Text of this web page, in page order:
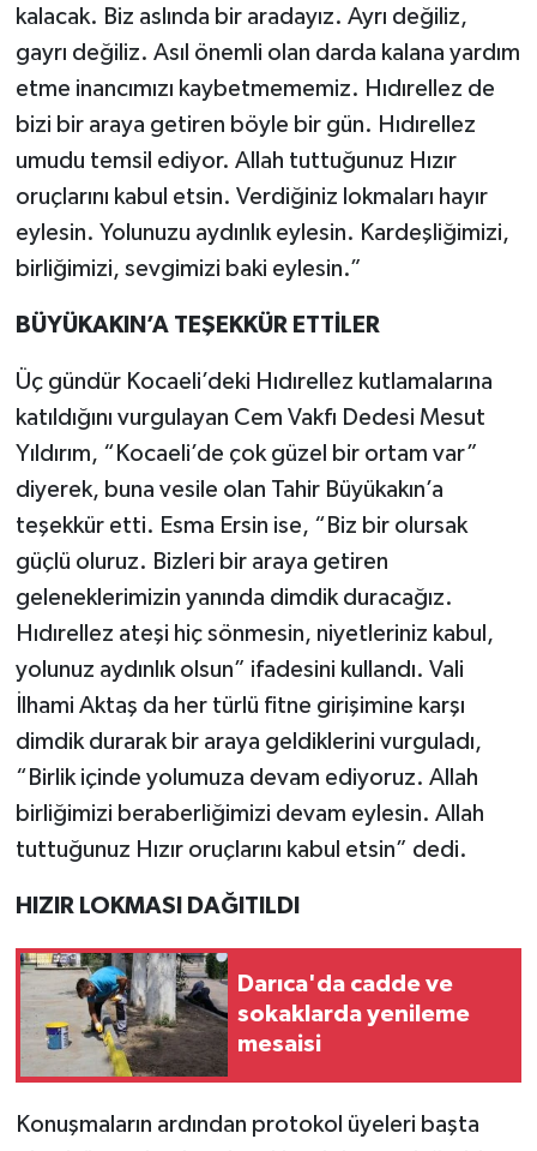
kalacak. Biz aslında bir aradayız. Ayrı değiliz,
gayrı değiliz. Asıl önemli olan darda kalana yardım
etme inancımızı kaybetmememiz. Hıdırellez de
bizi bir araya getiren böyle bir gün. Hıdırellez
umudu temsil ediyor. Allah tuttuğunuz Hızır
oruçlarını kabul etsin. Verdiğiniz lokmaları hayır
eylesin. Yolunuzu aydınlık eylesin. Kardeşliğimizi,
birliğimizi, sevgimizi baki eylesin.”
BÜYÜKAKIN’A TEŞEKKÜR ETTİLER
Üç gündür Kocaeli’deki Hıdırellez kutlamalarına
katıldığını vurgulayan Cem Vakfı Dedesi Mesut
Yıldırım, “Kocaeli’de çok güzel bir ortam var”
diyerek, buna vesile olan Tahir Büyükakın’a
teşekkür etti. Esma Ersin ise, “Biz bir olursak
güçlü oluruz. Bizleri bir araya getiren
geleneklerimizin yanında dimdik duracağız.
Hıdırellez ateşi hiç sönmesin, niyetleriniz kabul,
yolunuz aydınlık olsun” ifadesini kullandı. Vali
İlhami Aktaş da her türlü fitne girişimine karşı
dimdik durarak bir araya geldiklerini vurguladı,
“Birlik içinde yolumuza devam ediyoruz. Allah
birliğimizi beraberliğimizi devam eylesin. Allah
tuttuğunuz Hızır oruçlarını kabul etsin” dedi.
HIZIR LOKMASI DAĞITILDI
Darıca'da cadde ve
sokaklarda yenileme
mesaisi
Konuşmaların ardından protokol üyeleri başta